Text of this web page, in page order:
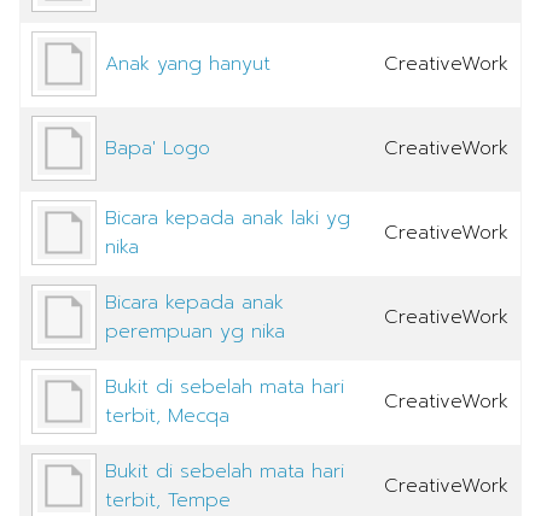
Anak yang hanyut CreativeWork
Bapa' Logo CreativeWork
Bicara kepada anak laki yg
nika
CreativeWork
Bicara kepada anak
perempuan yg nika
CreativeWork
Bukit di sebelah mata hari
terbit, Mecqa
CreativeWork
Bukit di sebelah mata hari
terbit, Tempe
CreativeWork